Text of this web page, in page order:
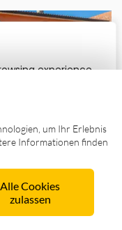
um Ihr Erlebnis
Informationen finden
Alle Cookies
zulassen